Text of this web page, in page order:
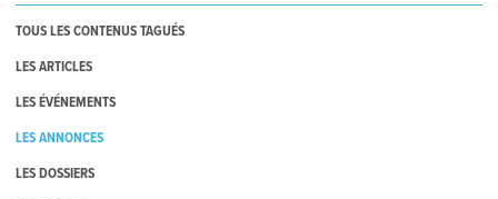
TOUS LES CONTENUS TAGUÉS
LES ARTICLES
LES ÉVÉNEMENTS
LES ANNONCES
LES DOSSIERS